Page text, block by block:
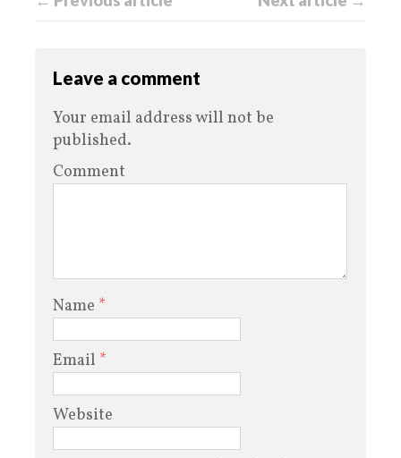
Leave a comment
Your email address will not be
published.
Comment
Name *
Email *
Website